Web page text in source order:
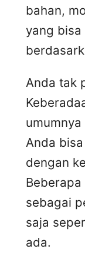
bahan,
yang
Anda tak
Anda
dengan
sebagai
saja
ada.